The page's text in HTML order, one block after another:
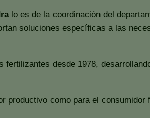
lo es de la coordinación del
soluciones específicas a las
fertilizantes desde 1978,
productivo como para el consumidor